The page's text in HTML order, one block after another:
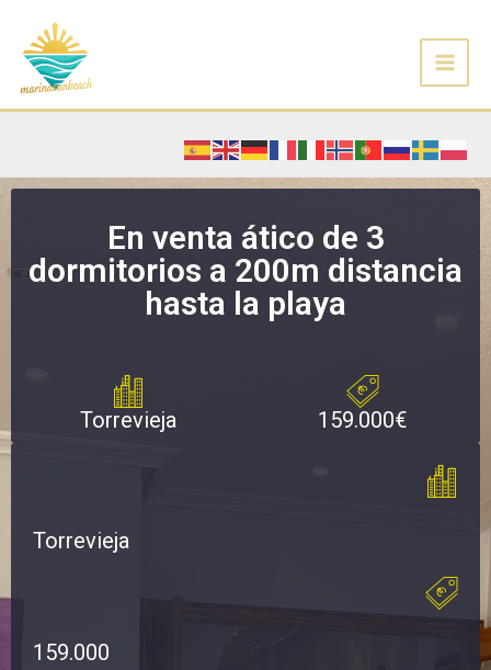
contenido
En venta ático de 3
dormitorios a 200m distancia
hasta la playa
Torrevieja 159.000€
Torrevieja
159.000